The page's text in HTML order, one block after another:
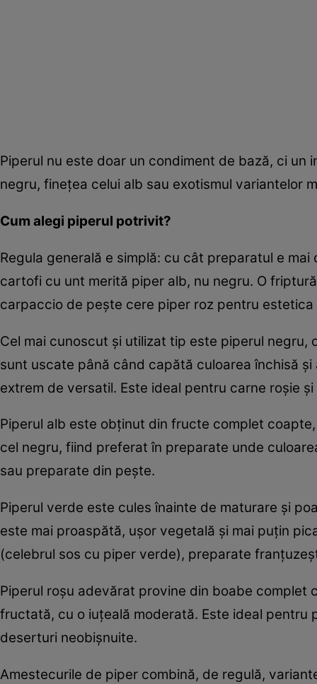
Piperul nu este doar un condiment de bază, ci
negru, finețea celui alb sau exotismul variantelor
Cum alegi piperul potrivit?
Regula generală e simplă: cu cât preparatul e
cartofi cu unt merită piper alb, nu negru. O
carpaccio de pește cere piper roz pentru estetica
Cel mai cunoscut și utilizat tip este piperul
sunt uscate până când capătă culoarea închisă
extrem de versatil. Este ideal pentru carne roșie
Piperul alb este obținut din fructe complet
cel negru, fiind preferat în preparate unde
sau preparate din pește.
Piperul verde este cules înainte de maturare și
este mai proaspătă, ușor vegetală și mai puțin
(celebrul sos cu piper verde), preparate
Piperul roșu adevărat provine din boabe complet
fructată, cu o iuțeală moderată. Este ideal
deserturi neobișnuite.
Amestecurile de piper combină, de regulă,